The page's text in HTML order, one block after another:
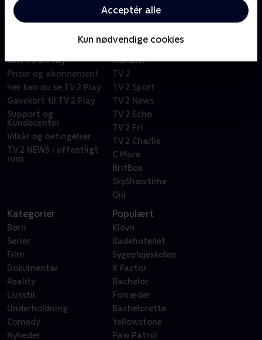
Acceptér alle
Kun nødvendige cookies
Om TV 2 Play
Priser og abonnement
Her kan du se TV 2 Play
Gavekort til TV 2 Play
Support og
Kundecenter
Vilkår og betingelser
TV 2 NEWS i offentligt
rum
Kanaler
TV 2
TV 2 Sport
TV 2 News
TV 2 Echo
TV 2 Fri
TV 2 Charlie
C More
BritBox
SkyShowtime
Oiii
Kategorier
Børn
Serier
Film
Dokumentar
Reality
Livsstil
Underholdning
Comedy
Nyheder
Populært
Klovn
Badehotellet
Sygeplejeskolen
X Factor
Bachelor
Forræder
Bachelorette
Yellowstone
Paw Patrol